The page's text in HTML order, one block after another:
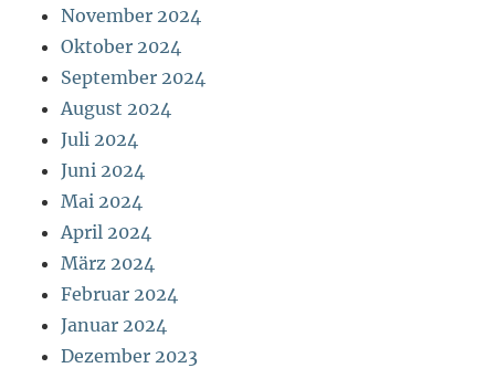
November 2024
Oktober 2024
September 2024
August 2024
Juli 2024
Juni 2024
Mai 2024
April 2024
März 2024
Februar 2024
Januar 2024
Dezember 2023